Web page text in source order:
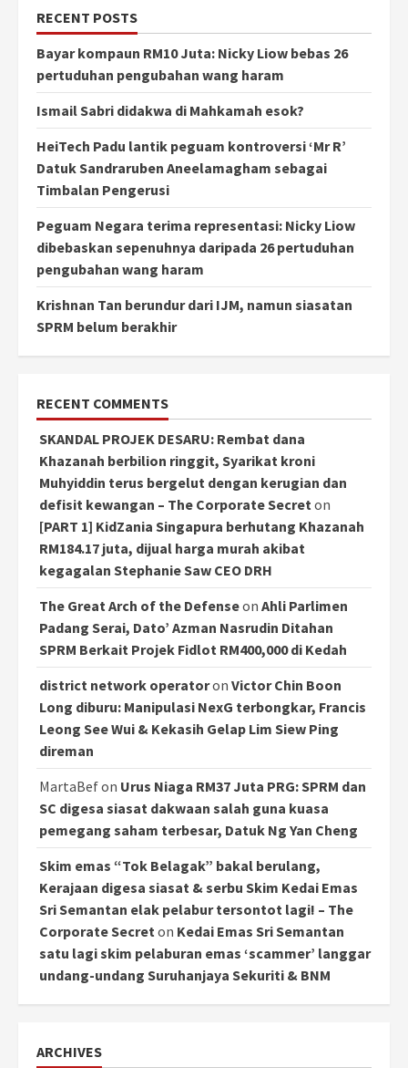
RECENT POSTS
Bayar kompaun RM10 Juta: Nicky Liow bebas 26
pertuduhan pengubahan wang haram
Ismail Sabri didakwa di Mahkamah esok?
HeiTech Padu lantik peguam kontroversi ‘Mr R’
Datuk Sandraruben Aneelamagham sebagai
Timbalan Pengerusi
Peguam Negara terima representasi: Nicky Liow
dibebaskan sepenuhnya daripada 26 pertuduhan
pengubahan wang haram
Krishnan Tan berundur dari IJM, namun siasatan
SPRM belum berakhir
RECENT COMMENTS
SKANDAL PROJEK DESARU: Rembat dana
Khazanah berbilion ringgit, Syarikat kroni
Muhyiddin terus bergelut dengan kerugian dan
defisit kewangan – The Corporate Secret on
[PART 1] KidZania Singapura berhutang Khazanah
RM184.17 juta, dijual harga murah akibat
kegagalan Stephanie Saw CEO DRH
The Great Arch of the Defenseon Ahli Parlimen
Padang Serai, Dato’ Azman Nasrudin Ditahan
SPRM Berkait Projek Fidlot RM400,000 di Kedah
district network operatoron Victor Chin Boon
Long diburu: Manipulasi NexG terbongkar, Francis
Leong See Wui & Kekasih Gelap Lim Siew Ping
direman
MartaBefon Urus Niaga RM37 Juta PRG: SPRM dan
SC digesa siasat dakwaan salah guna kuasa
pemegang saham terbesar, Datuk Ng Yan Cheng
Skim emas “Tok Belagak” bakal berulang,
Kerajaan digesa siasat & serbu Skim Kedai Emas
Sri Semantan elak pelabur tersontot lagi! – The
Corporate Secret on Kedai Emas Sri Semantan
satu lagi skim pelaburan emas ‘scammer’ langgar
undang-undang Suruhanjaya Sekuriti & BNM
ARCHIVES